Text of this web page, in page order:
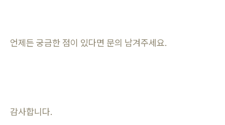
언제든 궁금한 점이 있다면 문의 남겨주세요.
감사합니다.